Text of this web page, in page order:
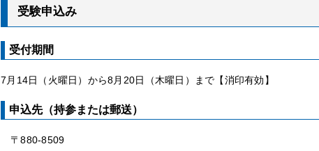
受験申込み
受付期間
7月14日（火曜日）から8月20日（木曜日）まで【消印有効】
申込先（持参または郵送）
〒880-8509